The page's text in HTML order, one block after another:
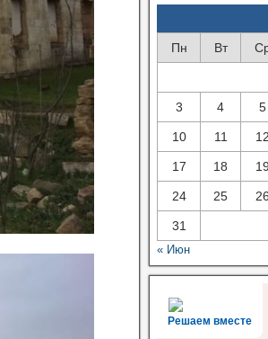
Пн Вт
3 4 5
10 11 12
17 18 19
24 25 26
31
« Июн
Решаем вместе